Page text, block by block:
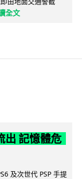
全文
出 記憶體危
及次世代 PSP 手提